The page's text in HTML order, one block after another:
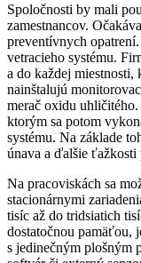
Spoločnosti by mali
zamestnancov.
preventívnych
vetracieho systému.
a do každej miestnosti,
nainštalujú
merač oxidu
ktorým sa potom
systému. Na základe
únava a ďalšie ťažkosti
Na pracoviskách sa
stacionárnymi
tisíc až do tridsiatich
dostatočnou pamäťou,
s jedinečným plošným